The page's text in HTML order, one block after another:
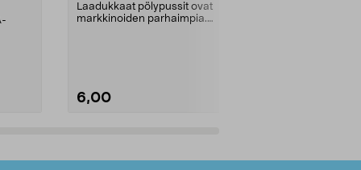
Laadukkaat pölypussit ovat
markkinoiden parhaimpia.
6,00